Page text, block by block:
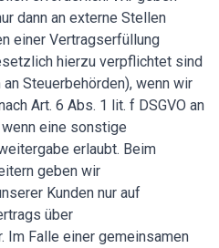
dann an externe Stellen
einer Vertragserfüllung
hierzu verpflichtet sind
Steuerbehörden), wenn wir
Art. 6 Abs. 1 lit. f DSGVO an
eine sonstige
erlaubt. Beim
geben wir
Kunden nur auf
über
Im Falle einer gemeinsamen